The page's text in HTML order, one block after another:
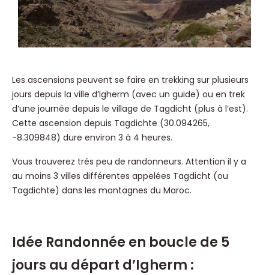
Les ascensions peuvent se faire en trekking sur plusieurs
jours depuis la ville d’Igherm (avec un guide) ou en trek
d’une journée depuis le village de Tagdicht (plus à l’est).
Cette ascension depuis Tagdichte (30.094265,
-8.309848) dure environ 3 à 4 heures.
Vous trouverez trés peu de randonneurs. Attention il y a
au moins 3 villes différentes appelées Tagdicht (ou
Tagdichte) dans les montagnes du Maroc.
Idée Randonnée en boucle de 5
jours au départ d’Igherm :